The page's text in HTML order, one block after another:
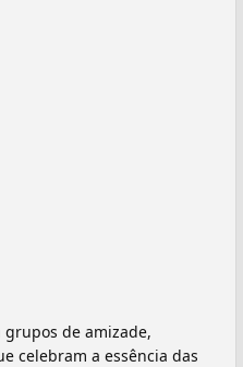
grupos de amizade,
celebram a essência das